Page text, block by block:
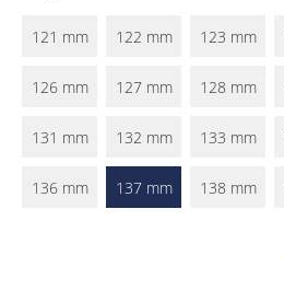
121 mm 122 mm 123 mm
126 mm 127 mm 128 mm
131 mm 132 mm 133 mm
136 mm 137 mm 138 mm